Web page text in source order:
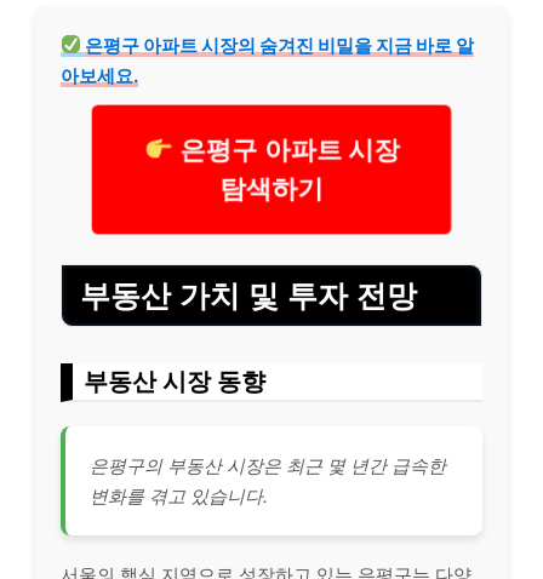
은평구 아파트 시장의 숨겨진 비밀을 지금 바로 알
아보세요.
은평구 아파트 시장
탐색하기
부동산 가치 및 투자 전망
부동산 시장 동향
은평구의 부동산 시장은 최근 몇 년간 급속한
변화를 겪고 있습니다.